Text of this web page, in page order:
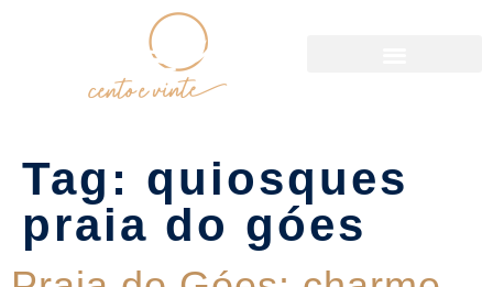
Tag: quiosques
praia do góes